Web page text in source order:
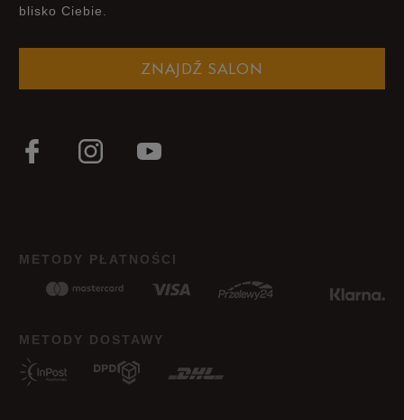
blisko Ciebie.
ZNAJDŹ SALON
METODY PŁATNOŚCI
METODY DOSTAWY